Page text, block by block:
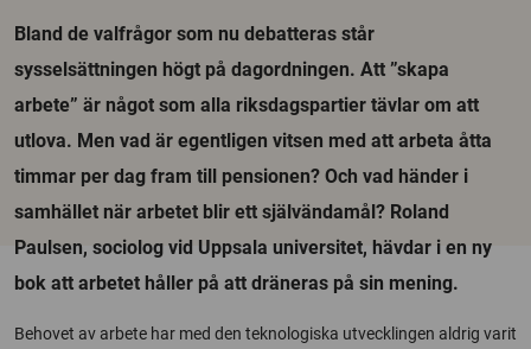
Bland de valfrågor som nu debatteras står
sysselsättningen högt på dagordningen. Att ”skapa
arbete” är något som alla riksdagspartier tävlar om att
utlova. Men vad är egentligen vitsen med att arbeta åtta
timmar per dag fram till pensionen? Och vad händer i
samhället när arbetet blir ett självändamål? Roland
Paulsen, sociolog vid Uppsala universitet, hävdar i en ny
bok att arbetet håller på att dräneras på sin mening.
Behovet av arbete har med den teknologiska utvecklingen aldrig varit